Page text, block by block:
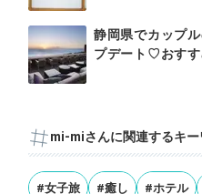
静岡県でカップ
プデート♡おすす
mi-miさんに関連するキー
#女子旅 #癒し #ホテル